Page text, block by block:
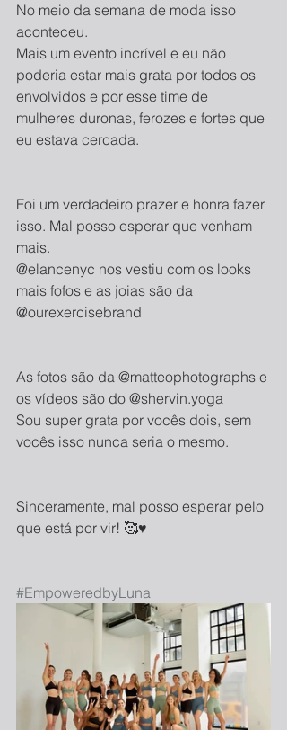
No meio da semana de moda isso
aconteceu.
Mais um evento incrível e eu não
poderia estar mais grata por todos os
envolvidos e por esse time de
mulheres duronas, ferozes e fortes que
eu estava cercada.
Foi um verdadeiro prazer e honra fazer
isso. Mal posso esperar que venham
mais.
@elancenyc nos vestiu com os looks
mais fofos e as joias são da
@ourexercisebrand
As fotos são da @matteophotographs e
os vídeos são do @shervin.yoga
Sou super grata por vocês dois, sem
vocês isso nunca seria o mesmo.
Sinceramente, mal posso esperar pelo
que está por vir! 🥰♥️
#EmpoweredbyLuna